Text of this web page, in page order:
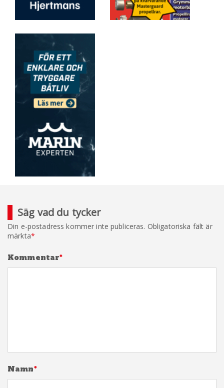
Säg vad du tycker
Din e-postadress kommer inte publiceras. Obligatoriska fält är
märkta*
Kommentar*
Namn*